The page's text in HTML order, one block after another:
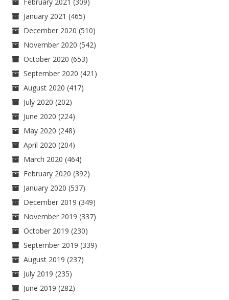
January 2021 (465)
December 2020 (510)
November 2020 (542)
October 2020 (653)
September 2020 (421)
August 2020 (417)
July 2020 (202)
June 2020 (224)
May 2020 (248)
April 2020 (204)
March 2020 (464)
February 2020 (392)
January 2020 (537)
December 2019 (349)
November 2019 (337)
October 2019 (230)
September 2019 (339)
August 2019 (237)
July 2019 (235)
June 2019 (282)